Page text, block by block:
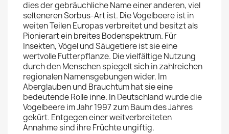
dies der gebräuchliche Name einer anderen, viel
selteneren Sorbus-Art ist. Die Vogelbeere ist in
weiten Teilen Europas verbreitet und besitzt als
Pionierart ein breites Bodenspektrum. Für
Insekten, Vögel und Säugetiere ist sie eine
wertvolle Futterpflanze. Die vielfältige Nutzung
durch den Menschen spiegelt sich in zahlreichen
regionalen Namensgebungen wider. Im
Aberglauben und Brauchtum hat sie eine
bedeutende Rolle inne. In Deutschland wurde die
Vogelbeere im Jahr 1997 zum Baum des Jahres
gekürt. Entgegen einer weitverbreiteten
Annahme sind ihre Früchte ungiftig.